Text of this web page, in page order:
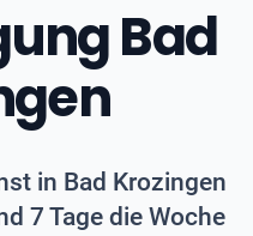
Bad
in Bad Krozingen
7 Tage die Woche